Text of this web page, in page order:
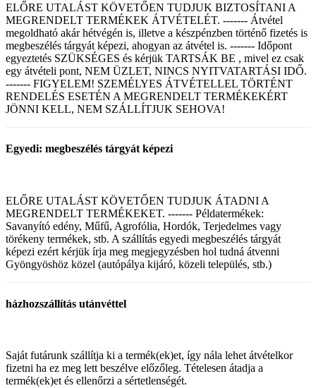
ELŐRE UTALÁST KÖVETŐEN TUDJUK BIZTOSÍTANI A
MEGRENDELT TERMÉKEK ÁTVÉTELÉT. ------- Átvétel
megoldható akár hétvégén is, illetve a készpénzben történő fizetés is
megbeszélés tárgyát képezi, ahogyan az átvétel is. ------- Időpont
egyeztetés SZÜKSÉGES és kérjük TARTSÁK BE , mivel ez csak
egy átvételi pont, NEM ÜZLET, NINCS NYITVATARTÁSI IDŐ.
------- FIGYELEM! SZEMÉLYES ÁTVÉTELLEL TÖRTÉNT
RENDELÉS ESETÉN A MEGRENDELT TERMÉKEKÉRT
JÖNNI KELL, NEM SZÁLLÍTJUK SEHOVA!
Egyedi: megbeszélés tárgyát képezi
ELŐRE UTALÁST KÖVETŐEN TUDJUK ÁTADNI A
MEGRENDELT TERMÉKEKET. ------- Példatermékek:
Savanyító edény, Műfű, Agrofólia, Hordók, Terjedelmes vagy
törékeny termékek, stb. A szállítás egyedi megbeszélés tárgyát
képezi ezért kérjük írja meg megjegyzésben hol tudná átvenni
Gyöngyöshöz közel (autópálya kijáró, közeli település, stb.)
házhozszállítás utánvéttel
Saját futárunk szállítja ki a termék(ek)et, így nála lehet átvételkor
fizetni ha ez meg lett beszélve előzőleg. Tételesen átadja a
termék(ek)et és ellenőrzi a sértetlenségét.